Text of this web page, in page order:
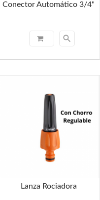
Conector Automático 3/4"
search
Lanza Rociadora